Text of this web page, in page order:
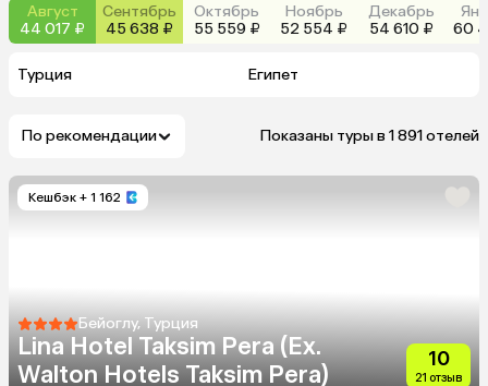
Август
44 017 ₽
Сентябрь
45 638 ₽
Октябрь
55 559 ₽
Ноябрь
52 554 ₽
Декабрь
54 610 ₽
60
Турция Египет
По рекомендации Показаны туры в 1 891 отелей
Кешбэк + 1 162
Бейоглу, Турция
Lina Hotel Taksim Pera (Ex.
Walton Hotels Taksim Pera)
10
21 отзыв